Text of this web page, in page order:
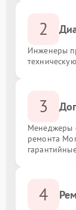
2
Инженеры
3
Менеджеры
ремонта
4